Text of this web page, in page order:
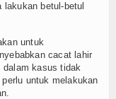
betul-betul
untuk
cacat lahir
dalam kasus tidak
untuk melakukan